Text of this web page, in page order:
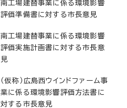
南工場建替事業に係る環境影響
評価準備書に対する市長意見
南工場建替事業に係る環境影響
評価実施計画書に対する市長意
見
（仮称）広島西ウインドファーム事
業に係る環境影響評価方法書に
対する市長意見